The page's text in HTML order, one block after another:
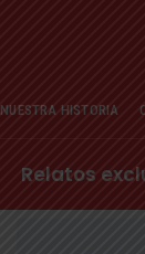
NUESTRA HISTORIA
Relatos